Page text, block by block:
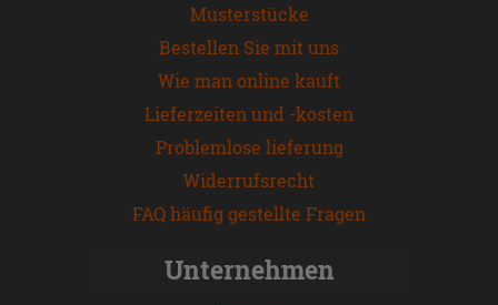
Musterstücke
Bestellen Sie mit uns
Wie man online kauft
Lieferzeiten und -kosten
Problemlose lieferung
Widerrufsrecht
FAQ häufig gestellte Fragen
Unternehmen